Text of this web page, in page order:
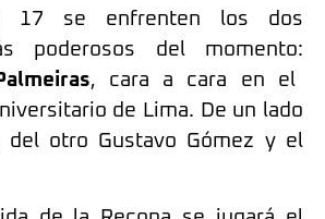
17 se enfrenten los dos
poderosos del momento:
, cara a cara en el
de Lima. De un lado
del otro Gustavo Gómez y el